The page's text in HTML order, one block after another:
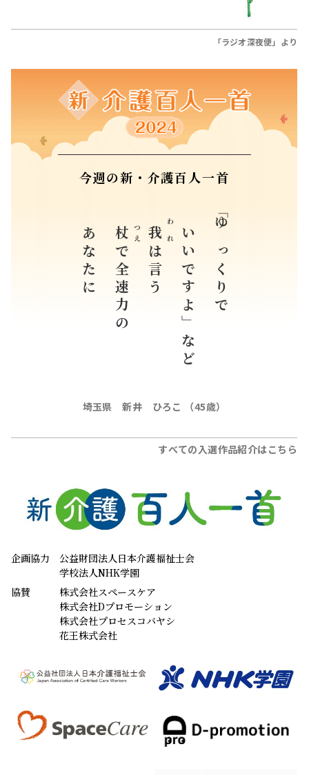
「ラジオ深夜便」より
今週の新・介護百人一首
「ゆっくりで
いいですよ」など
我 われ
は言う
杖 つえ
で全速力の
あなたに
埼玉県 新井 ひろこ （45歳）
すべての入選作品紹介はこちら
企画協力
公益財団法人日本介護福祉士会
学校法人NHK学園
協賛
株式会社スペースケア
株式会社Dプロモーション
株式会社プロセスコバヤシ
花王株式会社